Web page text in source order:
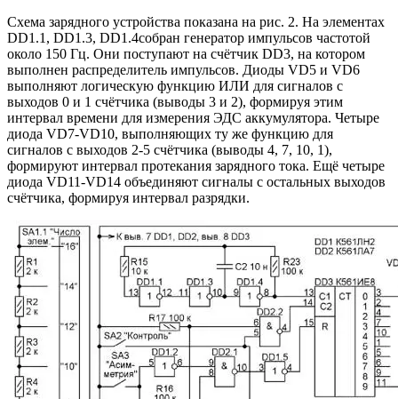
Схема зарядного устройства показана на рис. 2. На элементах
DD1.1, DD1.3, DD1.4собран генератор импульсов частотой
около 150 Гц. Они поступают на счётчик DD3, на котором
выполнен распределитель импульсов. Диоды VD5 и VD6
выполняют логическую функцию ИЛИ для сигналов с
выходов 0 и 1 счётчика (выводы 3 и 2), формируя этим
интервал времени для измерения ЭДС аккумулятора. Четыре
диода VD7-VD10, выполняющих ту же функцию для
сигналов с выходов 2-5 счётчика (выводы 4, 7, 10, 1),
формируют интервал протекания зарядного тока. Ещё четыре
диода VD11-VD14 объединяют сигналы с остальных выходов
счётчика, формируя интервал разрядки.